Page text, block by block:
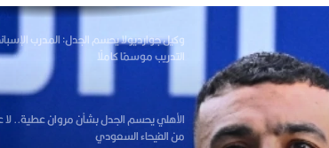
وكيل جوارديولا يحسم الجدل: المدرب
التدريب موسمًا كاملًا
الأهلي يحسم الجدل بشأن مروان عطية..
من الفيحاء السعودي